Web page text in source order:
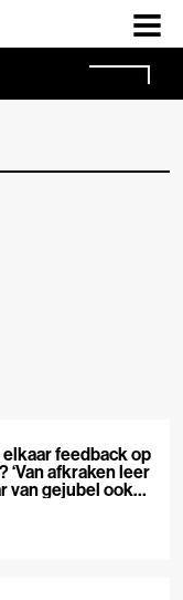
feedback op
‘Van afkraken leer
van gejubel ook